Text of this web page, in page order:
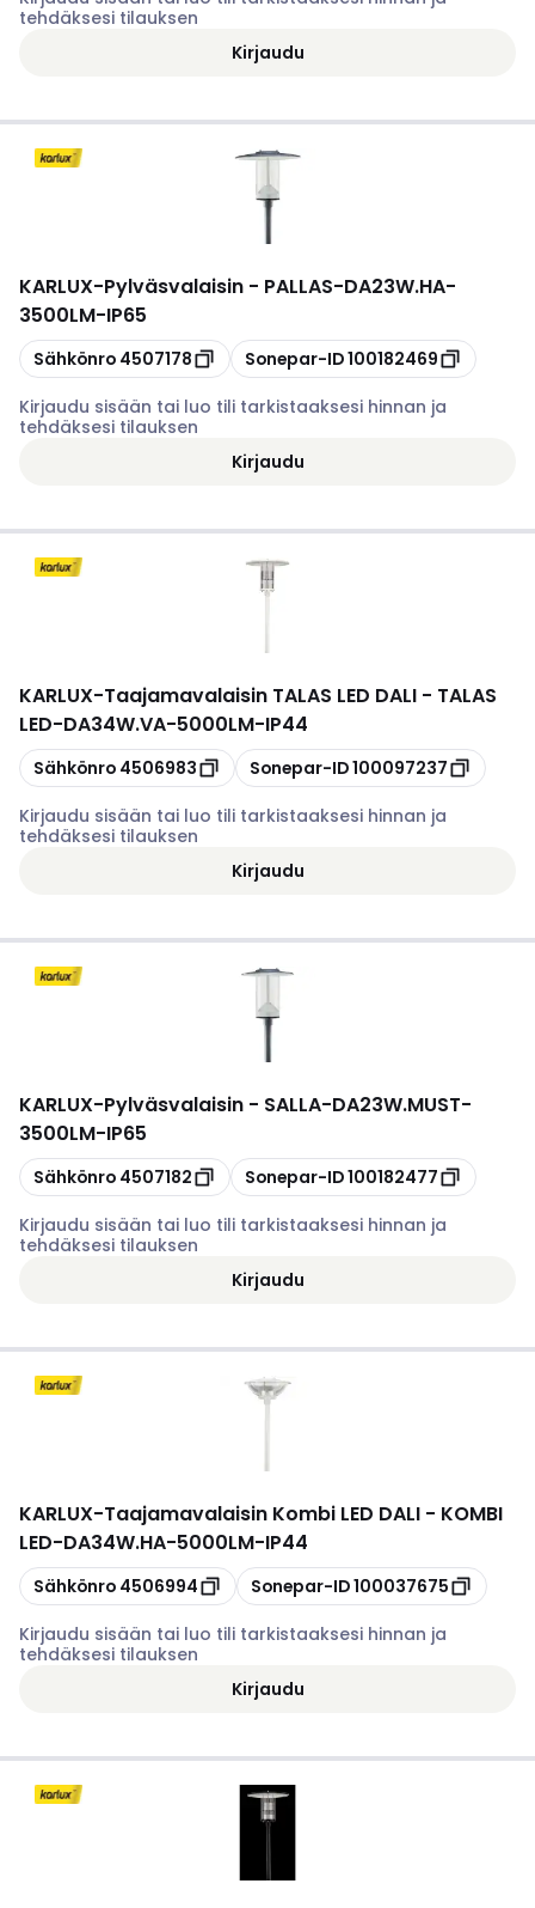
tehdäksesi tilauksen
Kirjaudu
KARLUX-Pylväsvalaisin - PALLAS-DA23W.HA-
3500LM-IP65
Kopioi
Sähkönro 4507178 Kopioi
Sonepar-ID100182469
Kirjaudu sisään tai luo tili tarkistaaksesi hinnan ja
tehdäksesi tilauksen
Kirjaudu
KARLUX-Taajamavalaisin TALAS LED DALI - TALAS
LED-DA34W.VA-5000LM-IP44
Kopioi
Sähkönro 4506983 Kopioi
Sonepar-ID100097237
Kirjaudu sisään tai luo tili tarkistaaksesi hinnan ja
tehdäksesi tilauksen
Kirjaudu
KARLUX-Pylväsvalaisin - SALLA-DA23W.MUST-
3500LM-IP65
Kopioi
Sähkönro 4507182 Kopioi
Sonepar-ID100182477
Kirjaudu sisään tai luo tili tarkistaaksesi hinnan ja
tehdäksesi tilauksen
Kirjaudu
KARLUX-Taajamavalaisin Kombi LED DALI - KOMBI
LED-DA34W.HA-5000LM-IP44
Kopioi
Sähkönro 4506994 Kopioi
Sonepar-ID100037675
Kirjaudu sisään tai luo tili tarkistaaksesi hinnan ja
tehdäksesi tilauksen
Kirjaudu